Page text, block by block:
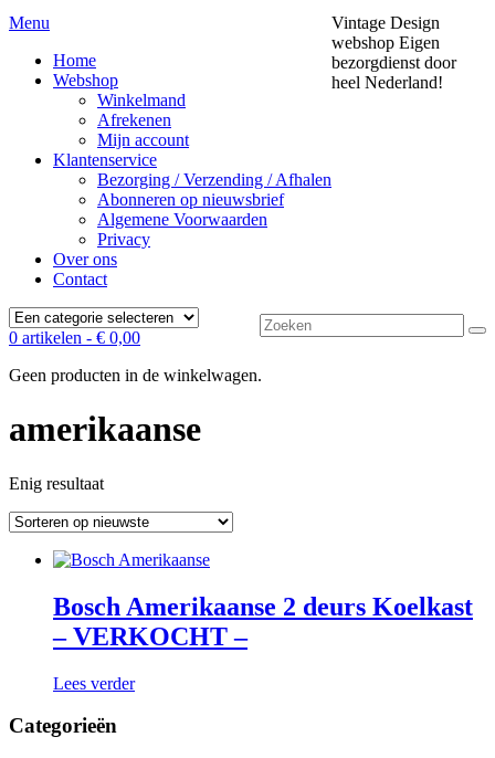
Menu
Home
Webshop
Winkelmand
Afrekenen
Mijn account
Klantenservice
Bezorging / Verzending / Afhalen
Abonneren op nieuwsbrief
Algemene Voorwaarden
Privacy
Over ons
Contact
Zoek
naar:
Vintage Design
webshop Eigen
bezorgdienst door
heel Nederland!
0 artikelen - € 0,00
Geen producten in de winkelwagen.
amerikaanse
Enig resultaat
Bosch Amerikaanse 2 deurs Koelkast
– VERKOCHT –
Lees verder
Categorieën